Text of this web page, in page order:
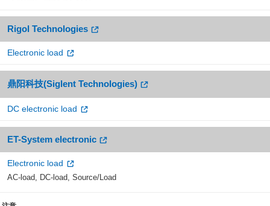
Rigol Technologies
Electronic load
鼎阳科技(Siglent Technologies)
DC electronic load
ET-System electronic
Electronic load
AC-load, DC-load, Source/Load